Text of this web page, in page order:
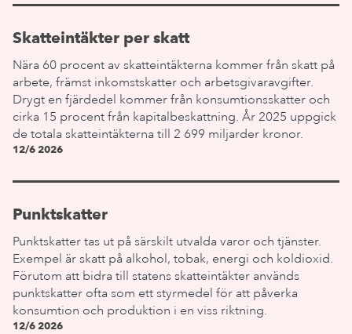
Skatteintäkter per skatt
Nära 60 procent av skatteintäkterna kommer från skatt på
arbete, främst inkomstskatter och arbetsgivaravgifter.
Drygt en fjärdedel kommer från konsumtionsskatter och
cirka 15 procent från kapitalbeskattning. År 2025 uppgick
de totala skatteintäkterna till 2 699 miljarder kronor.
12/6 2026
Punktskatter
Punktskatter tas ut på särskilt utvalda varor och tjänster.
Exempel är skatt på alkohol, tobak, energi och koldioxid.
Förutom att bidra till statens skatteintäkter används
punktskatter ofta som ett styrmedel för att påverka
konsumtion och produktion i en viss riktning.
12/6 2026